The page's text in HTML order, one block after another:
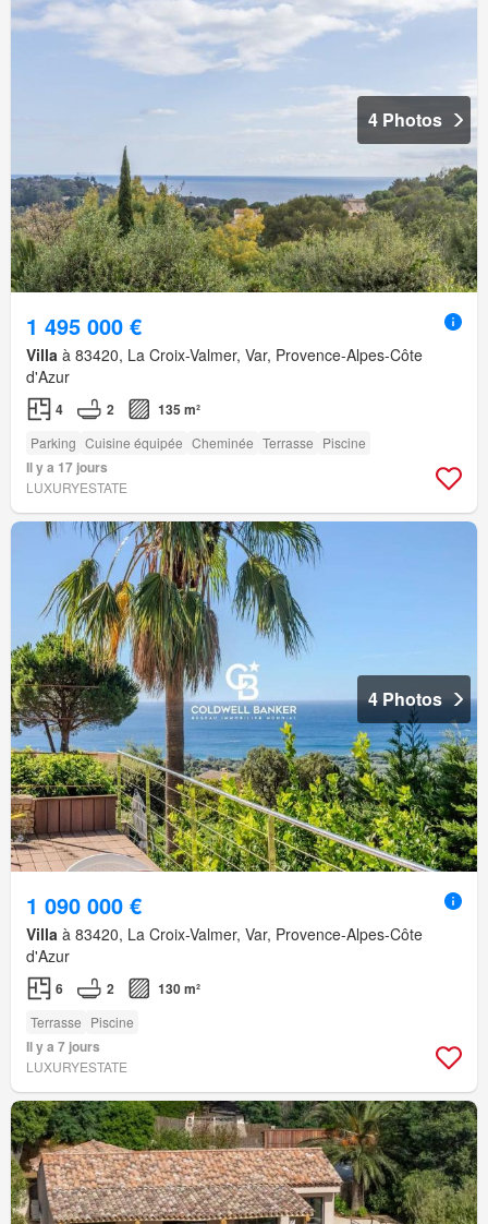
4 Photos
1 495 000 €
Villa à 83420, La Croix-Valmer, Var, Provence-Alpes-Côte
d'Azur
4 2 135 m²
Parking Cuisine équipée Cheminée Terrasse Piscine
Il y a 17 jours
LUXURYESTATE
4 Photos
1 090 000 €
Villa à 83420, La Croix-Valmer, Var, Provence-Alpes-Côte
d'Azur
6 2 130 m²
Terrasse Piscine
Il y a 7 jours
LUXURYESTATE